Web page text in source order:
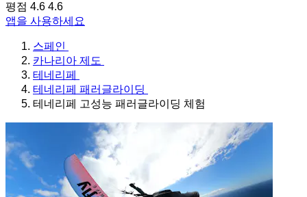
평점 4.6 4.6
앱을 사용하세요
스페인
카나리아 제도
테네리페
테네리페 패러글라이딩
테네리페 고성능 패러글라이딩 체험